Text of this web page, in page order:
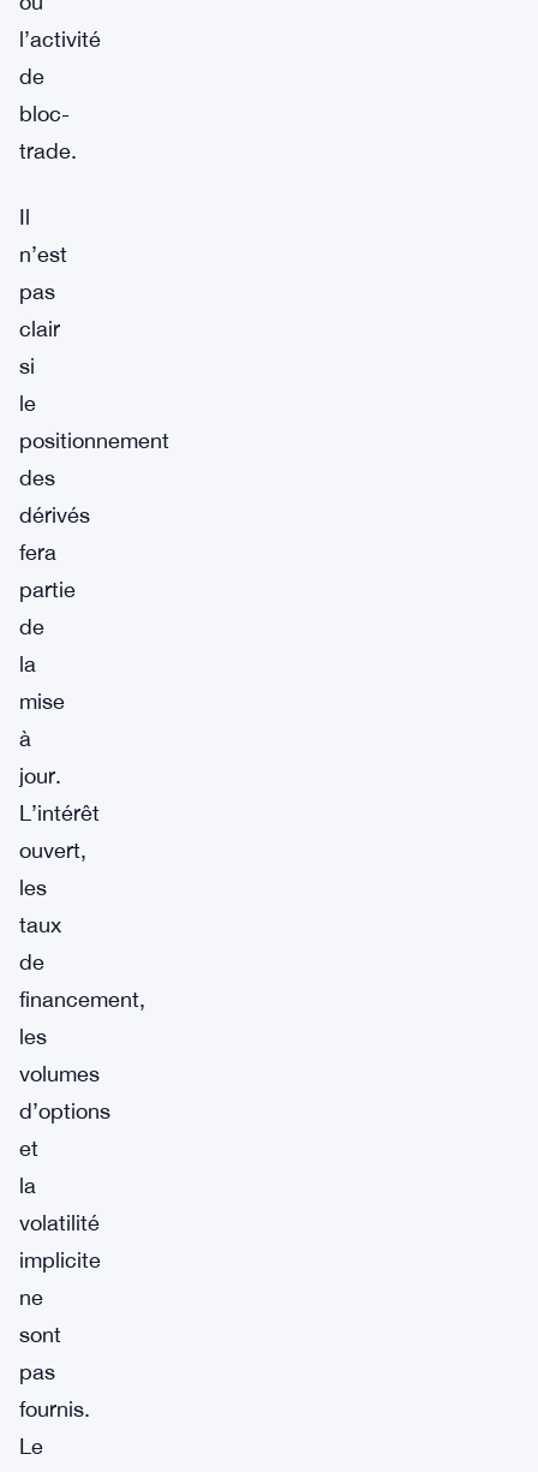
l’activité
de
bloc-
trade.
Il
n’est
pas
clair
si
le
positionnement
des
dérivés
fera
partie
de
la
mise
à
jour.
L’intérêt
ouvert,
les
taux
de
financement,
les
volumes
d’options
et
la
volatilité
implicite
ne
sont
pas
fournis.
Le